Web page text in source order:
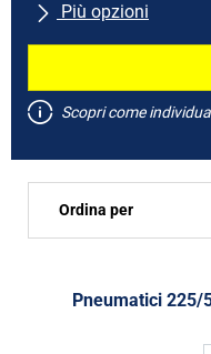
Più opzioni
Tutte le marche
Tipo di vettura
Run flat
Scopri come
Ordina per
Tipo di pneumatico
Pneumatici ‎225/